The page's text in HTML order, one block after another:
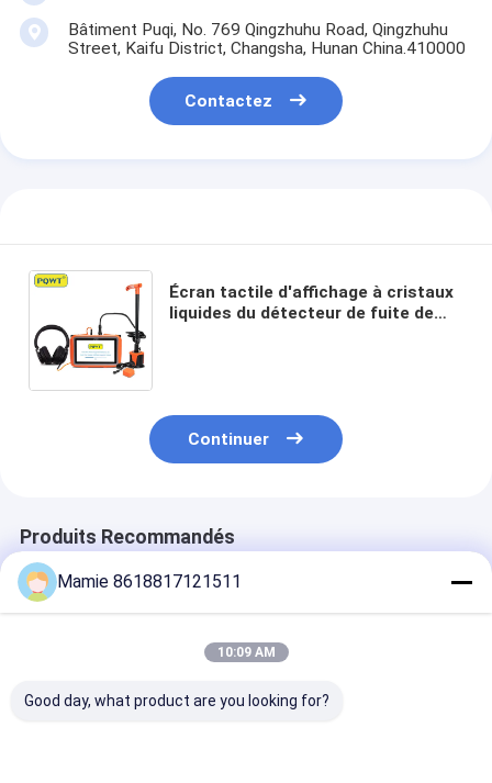
Bâtiment Puqi, No. 769 Qingzhuhu Road, Qingzhuhu
Street, Kaifu District, Changsha, Hunan China.410000
Contactez
Écran tactile d'affichage à cristaux
liquides du détecteur de fuite de
Continuer
Produits Recommandés
Mamie 8618817121511
10:09 AM
Good day, what product are you looking for?